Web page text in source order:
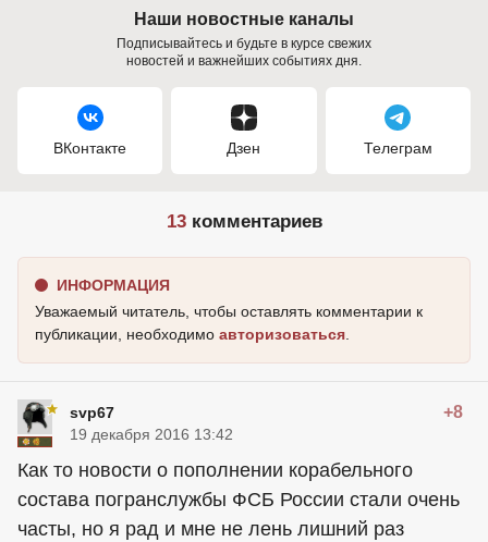
Наши новостные каналы
Подписывайтесь и будьте в курсе свежих
новостей и важнейших событиях дня.
ВКонтакте Дзен Телеграм
13комментариев
ИНФОРМАЦИЯ
Уважаемый читатель, чтобы оставлять комментарии к
публикации, необходимо авторизоваться
svp67 +8
19 декабря 2016 13:42
Как то новости о пополнении корабельного
состава погранслужбы ФСБ России стали очень
часты, но я рад и мне не лень лишний раз